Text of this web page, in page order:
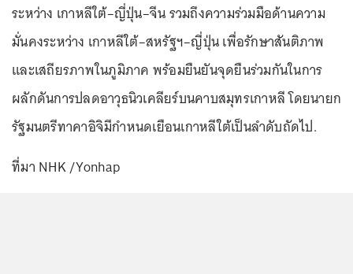
ระหว่าง เกาหลีใต้–ญี่ปุ่น–จีน รวมถึงความร่วมมือด้านความ
มั่นคงระหว่าง เกาหลีใต้–สหรัฐฯ–ญี่ปุ่น เพื่อรักษาสันติภาพ
และเสถียรภาพในภูมิภาค พร้อมยืนยันจุดยืนร่วมกันในการ
ผลักดันการปลดอาวุธนิวเคลียร์บนคาบสมุทรเกาหลี โดยนายก
รัฐมนตรีทาคาอิจิมีกำหนดเยือนเกาหลีใต้เป็นลำดับถัดไป.
ที่มา NHK /Yonhap